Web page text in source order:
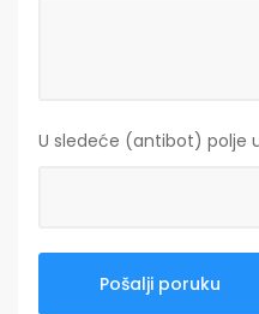
U sledeće (antibot) polje